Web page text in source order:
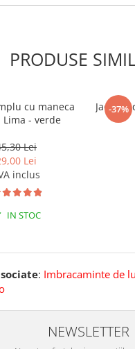
PRODUSE
cu maneca
Lima - verde
Lei
Lei
inclus
IN STOC
-37%
Jacheta
: Imbracaminte de
NEWSLETTER